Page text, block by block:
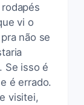
vi o
não se
Se isso é
é errado.
visitei,